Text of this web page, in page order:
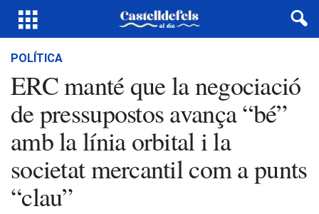
POLÍTICA
ERC manté que la negociació
de pressupostos avança “bé”
amb la línia orbital i la
societat mercantil com a punts
“clau”